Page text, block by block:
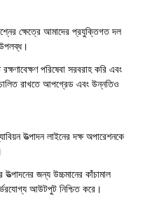
ক্ষেত্রে আমাদের প্রযুক্তিগত দল
পরিষেবা সরবরাহ করি এবং
রাখতে আপগ্রেড এবং উন্নতিও
উত্পাদন লাইনের দক্ষ অপারেশনকে
জন্য উচ্চমানের কাঁচামাল
আউটপুট নিশ্চিত করে।